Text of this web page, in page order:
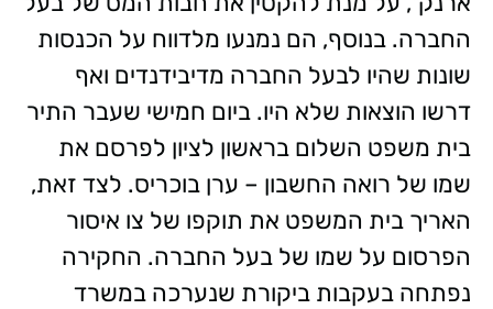
החברה. בנוסף, הם נמנעו מלדווח על הכנסות
שונות שהיו לבעל החברה מדיבידנדים ואף
דרשו הוצאות שלא היו. ביום חמישי שעבר התיר
בית משפט השלום בראשון לציון לפרסם את
שמו של רואה החשבון – ערן בוכריס. לצד זאת,
האריך בית המשפט את תוקפו של צו איסור
הפרסום על שמו של בעל החברה. החקירה
נפתחה בעקבות ביקורת שנערכה במשרד